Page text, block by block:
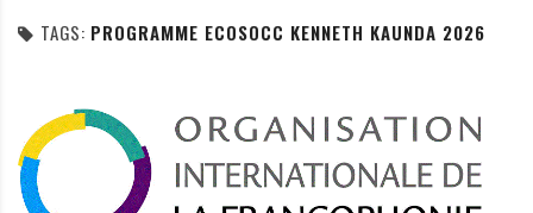
TAGS: PROGRAMME ECOSOCC KENNETH KAUNDA 2026